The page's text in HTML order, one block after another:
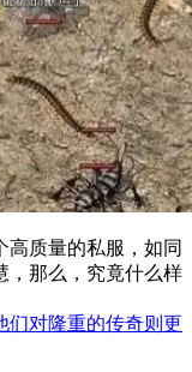
质量的私服，如同
，那么，究竟什么样
们对隆重的传奇则更